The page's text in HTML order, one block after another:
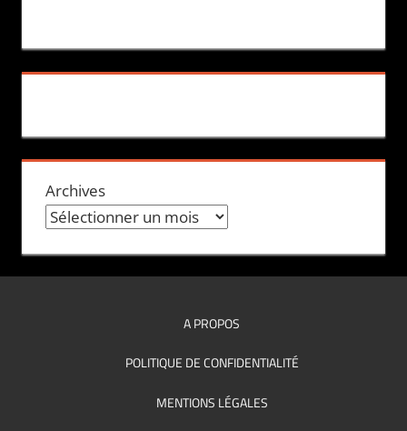
Archives
A PROPOS
POLITIQUE DE CONFIDENTIALITÉ
MENTIONS LÉGALES